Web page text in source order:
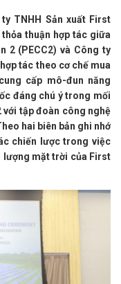
TNHH Sản xuất First
thuận hợp tác giữa
2 (PECC2) và Công ty
tác theo cơ chế mua
cấp mô-đun năng
đáng chú ý trong mối
với tập đoàn công nghệ
hai biên bản ghi nhớ
chiến lược trong việc
lượng mặt trời của First